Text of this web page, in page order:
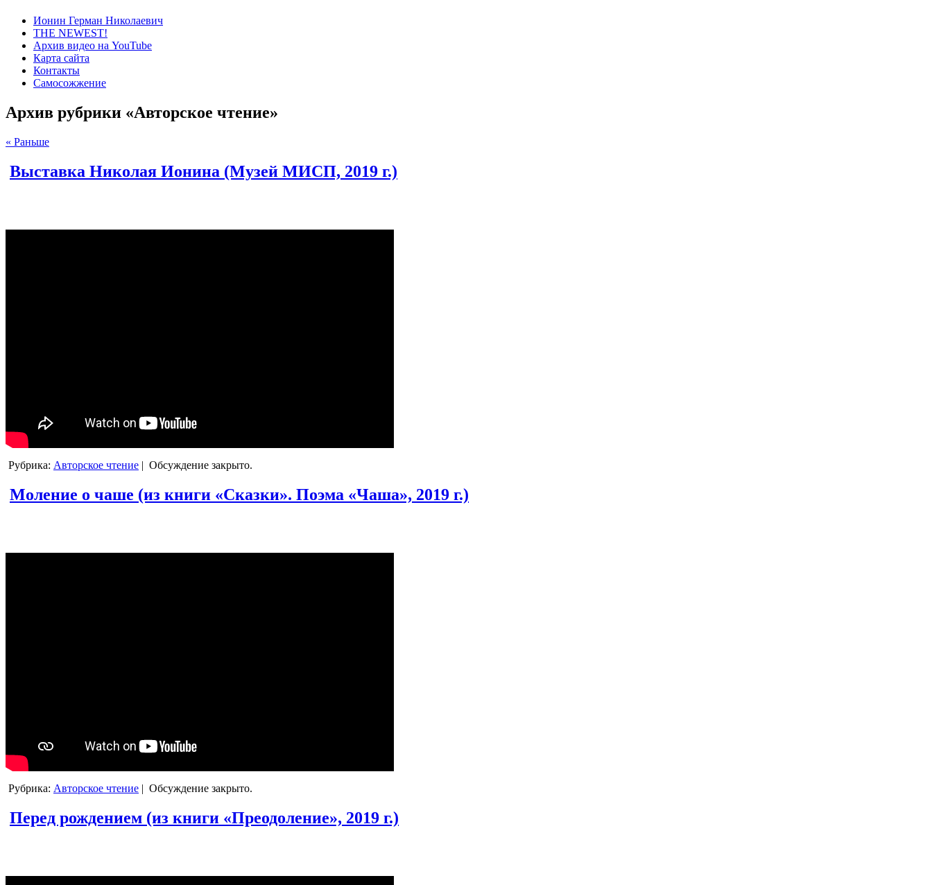
Ионин Герман Николаевич
THE NEWEST!
Архив видео на YouTube
Карта сайта
Контакты
Самосожжение
Архив рубрики «Авторское чтение»
« Раньше
Выставка Николая Ионина (Музей МИСП, 2019 г.)
Рубрика: Авторское чтение | Обсуждение закрыто.
Моление о чаше (из книги «Сказки». Поэма «Чаша», 2019 г.)
Рубрика: Авторское чтение | Обсуждение закрыто.
Перед рождением (из книги «Преодоление», 2019 г.)